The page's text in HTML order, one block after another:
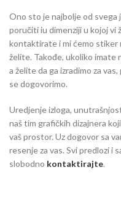
Ono sto je najbolje od
poručiti iu dimenziji u kojoj vi
kontaktirate i mi ćemo stiker
želite. Takođe, ukoliko imate
a želite da ga izradimo za
se dogovorimo.
Uredjenje izloga,
naš tim grafičkih dizajnera
vaš prostor. Uz dogovor sa
resenje za vas. Svi predlozi i
slobodno kontaktirajte.